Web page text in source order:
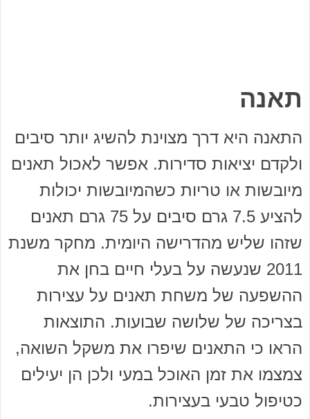
תאנה
התאנה היא דרך מצוינת להשיג יותר סיבים
ולקדם יציאות סדירות. אפשר לאכול תאנים
מיובשות או טריות כשהמיובשות יכולות
להציע 7.5 גרם סיבים על 75 גרם תאנים
שזהו שליש מהדרישה היומית. מחקר משנת
2011 שנעשה על בעלי חיים בחן את
ההשפעה של משחת תאנים על עצירות
בצריכה של שלושה שבועות. התוצאות
הראו כי התאנים שיפרו את משקל השואה,
צמצמו את זמן האוכל במעי ולכן הן יעילים
כטיפול טבעי בעצירות.